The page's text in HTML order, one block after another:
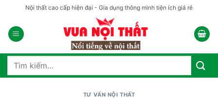
nội
dung
Nội thất cao cấp hiện đại - Gia dụng thông minh tiện ích giá rẻ
Tìm
TƯ VẤN NỘI THẤT